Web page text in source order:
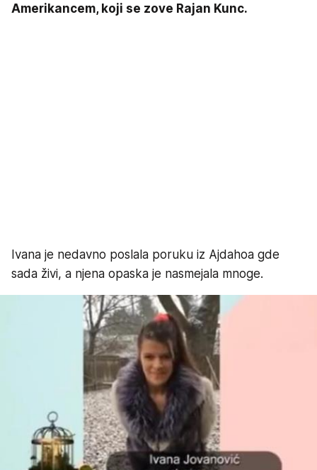
Amerikancem, koji se zove Rajan Kunc.
Ivana je nedavno poslala poruku iz Ajdahoa gde
sada živi, a njena opaska je nasmejala mnoge.